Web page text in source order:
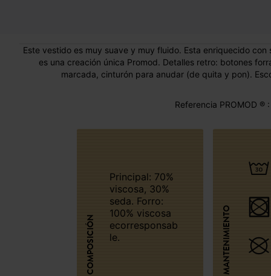
Este vestido es muy suave y muy fluido. Esta enriquecido
es una creación única Promod. Detalles retro: botones
marcada, cinturón para anudar (de quita y pon).
Referencia PROMOD
COMPOSICIÓN
Principal: 70%
viscosa, 30%
seda. Forro:
100% viscosa
ecorresponsab
le.
MANTENIMIENTO